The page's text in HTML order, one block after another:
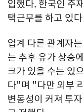
입했다. 한국인 주
택근무를 하고 있
업계 다른 관계자
는 추후 유가 상승
크가 있을 수는 있
다"며 "다만 외부
변동성이 커져 투